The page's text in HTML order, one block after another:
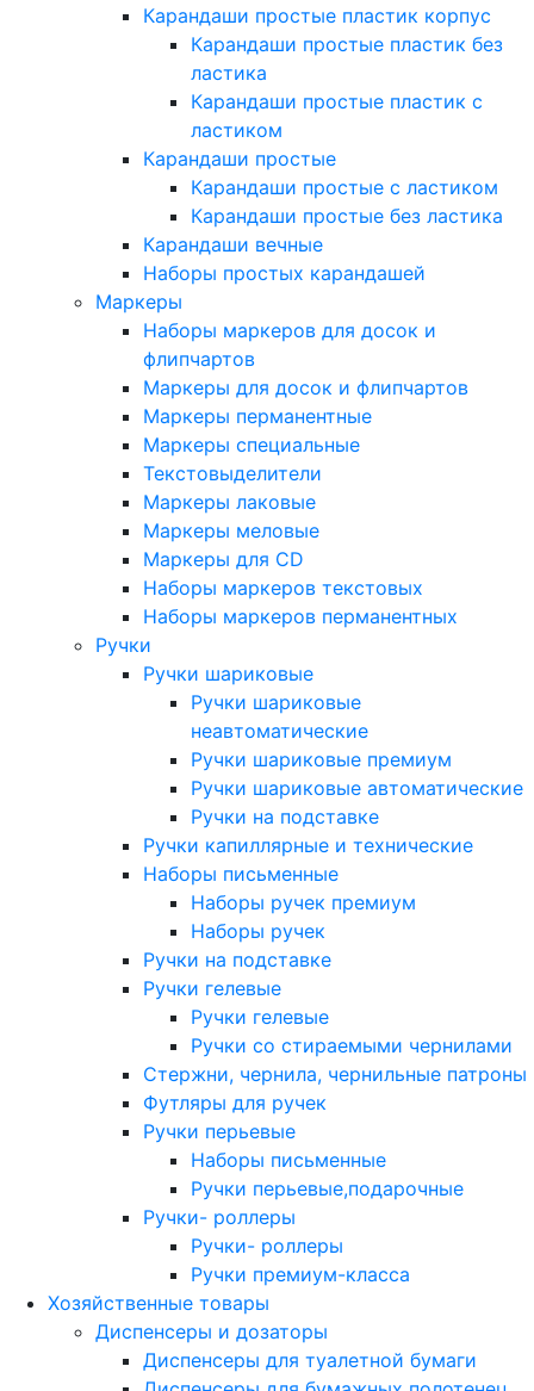
Карандаши простые пластик корпус
Карандаши простые пластик без
ластика
Карандаши простые пластик с
ластиком
Карандаши простые
Карандаши простые с ластиком
Карандаши простые без ластика
Карандаши вечные
Наборы простых карандашей
Маркеры
Наборы маркеров для досок и
флипчартов
Маркеры для досок и флипчартов
Маркеры перманентные
Маркеры специальные
Текстовыделители
Маркеры лаковые
Маркеры меловые
Маркеры для CD
Наборы маркеров текстовых
Наборы маркеров перманентных
Ручки
Ручки шариковые
Ручки шариковые
неавтоматические
Ручки шариковые премиум
Ручки шариковые автоматические
Ручки на подставке
Ручки капиллярные и технические
Наборы письменные
Наборы ручек премиум
Наборы ручек
Ручки на подставке
Ручки гелевые
Ручки гелевые
Ручки со стираемыми чернилами
Стержни, чернила, чернильные патроны
Футляры для ручек
Ручки перьевые
Наборы письменные
Ручки перьевые,подарочные
Ручки- роллеры
Ручки- роллеры
Ручки премиум-класса
Хозяйственные товары
Диспенсеры и дозаторы
Диспенсеры для туалетной бумаги